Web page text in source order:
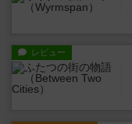
レビュー